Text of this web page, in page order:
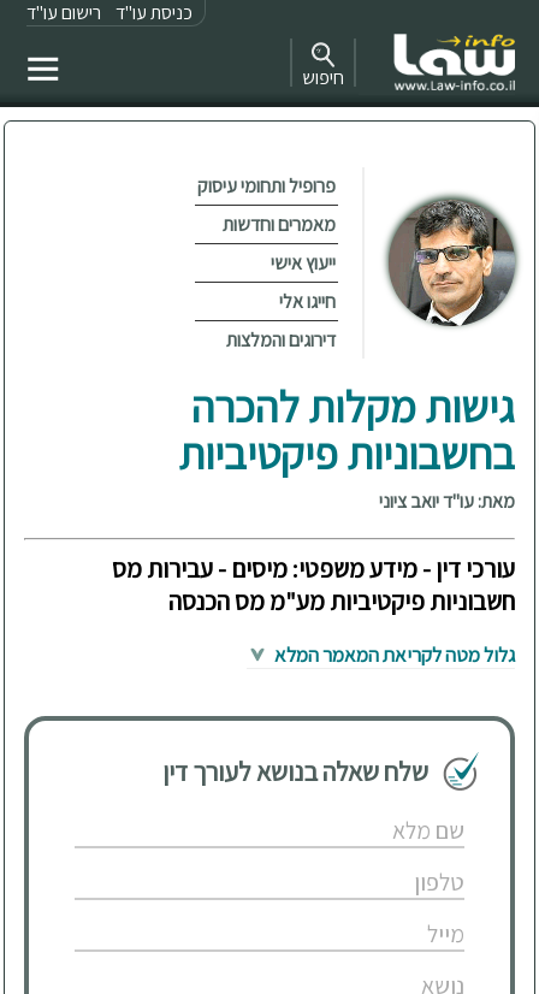
כניסת עו"ד רישום עו"ד
חיפוש
פרופיל ותחומי עיסוק
מאמרים וחדשות
ייעוץ אישי
חייגו אלי
דירוגים והמלצות
גישות מקלות להכרה
בחשבוניות פיקטיביות
מאת: עו"ד יואב ציוני
עורכי דין - מידע משפטי: מיסים - עבירות מס
חשבוניות פיקטיביות מע"מ מס הכנסה
גלול מטה לקריאת המאמר המלא
שלח שאלה בנושא לעורך דין